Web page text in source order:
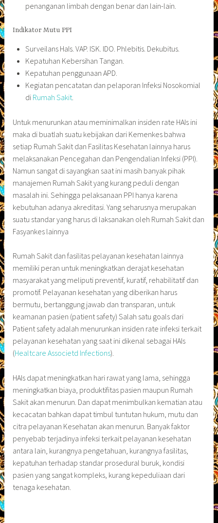
penanganan limbah dengan benar dan lain-lain.
Indikator Mutu PPI
Surveilans HaIs. VAP. ISK. IDO. Phlebitis. Dekubitus.
Kepatuhan Kebersihan Tangan.
Kepatuhan penggunaan APD.
Kegiatan pencatatan dan pelaporan Infeksi Nosokomial
di Rumah Sakit.
Untuk menurunkan atau meminimalkan insiden rate HAIs ini
maka di buatlah suatu kebijakan dari Kemenkes bahwa
setiap Rumah Sakit dan Fasilitas Kesehatan lainnya harus
melaksanakan Pencegahan dan Pengendalian Infeksi (PPI).
Namun sangat di sayangkan saat ini masih banyak pihak
manajemen Rumah Sakit yang kurang peduli dengan
masalah ini. Sehingga pelaksanaan PPI hanya karena
kebutuhan adanya akreditasi. Yang seharusnya merupakan
suatu standar yang harus di laksanakan oleh Rumah Sakit dan
Fasyankes lainnya
Rumah Sakit dan fasilitas pelayanan kesehatan lainnya
memiliki peran untuk meningkatkan derajat kesehatan
masyarakat yang meliputi preventif, kuratif, rehabilitatif dan
promotif. Pelayanan kesehatan yang diberikan harus
bermutu, bertanggung jawab dan transparan, untuk
keamanan pasien (patient safety) Salah satu goals dari
Patient safety adalah menurunkan insiden rate infeksi terkait
pelayanan kesehatan yang saat ini dikenal sebagai HAIs
(Healtcare Associetd Infections).
HAIs dapat meningkatkan hari rawat yang lama, sehingga
meningkatkan biaya, produktifitas pasien maupun Rumah
Sakit akan menurun. Dan dapat menimbulkan kematian atau
kecacatan bahkan dapat timbul tuntutan hukum, mutu dan
citra pelayanan Kesehatan akan menurun. Banyak faktor
penyebab terjadinya infeksi terkait pelayanan kesehatan
antara lain, kurangnya pengetahuan, kurangnya fasilitas,
kepatuhan terhadap standar prosedural buruk, kondisi
pasien yang sangat kompleks, kurang kepeduliaan dari
tenaga kesehatan.